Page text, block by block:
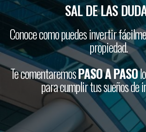
SAL DE LAS
Conoce como puedes invertir
propiedad.
Te comentaremosPASO A PASO
para cumplir tus sueños de